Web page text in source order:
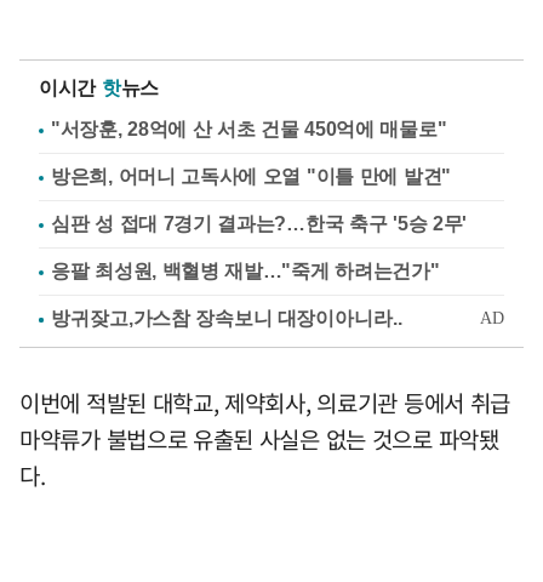
이시간 핫뉴스
"서장훈, 28억에 산 서초 건물 450억에 매물로"
방은희, 어머니 고독사에 오열 "이틀 만에 발견"
심판 성 접대 7경기 결과는?…한국 축구 '5승 2무'
응팔 최성원, 백혈병 재발…"죽게 하려는건가"
이번에 적발된 대학교, 제약회사, 의료기관 등에서 취급
마약류가 불법으로 유출된 사실은 없는 것으로 파악됐
다.